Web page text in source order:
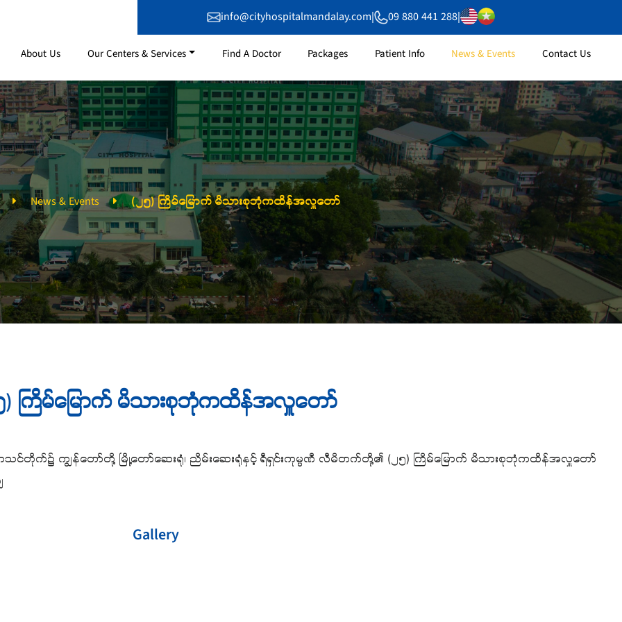
About Us Our Centers & Services Find A Doctor Packages Patient Info News & Events Contact Us
info@cityhospitalmandalay.com 09 880 441 288|
News & Events (၂၅) ကြိမ်မြောက် မိသားစုဘုံကထိန်အလှူတော်
) ကြိမ်မြောက် မိသားစုဘုံကထိန်အလှူတော်
မ်စာသင်တိုက်၌ ကျွန်တော်တို့ မြို့တော်ဆေးရုံ၊ ညိမ်းဆေးရုံနှင့် ရီရှင်းကုမ္ပဏီ လီမိတက်တို့၏ (၂၅) ကြိမ်မြောက် မိသားစုဘုံကထိန်အလှူတော်
Gallery